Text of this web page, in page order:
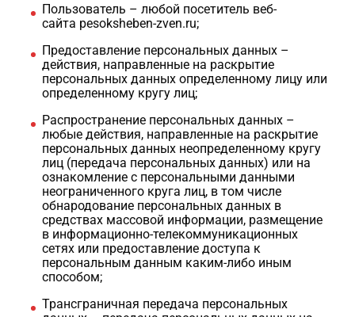
Пользователь – любой посетитель веб-
сайта pesoksheben-zven.ru;
Предоставление персональных данных –
действия, направленные на раскрытие
персональных данных определенному лицу или
определенному кругу лиц;
Распространение персональных данных –
любые действия, направленные на раскрытие
персональных данных неопределенному кругу
лиц (передача персональных данных) или на
ознакомление с персональными данными
неограниченного круга лиц, в том числе
обнародование персональных данных в
средствах массовой информации, размещение
в информационно-телекоммуникационных
сетях или предоставление доступа к
персональным данным каким-либо иным
способом;
Трансграничная передача персональных